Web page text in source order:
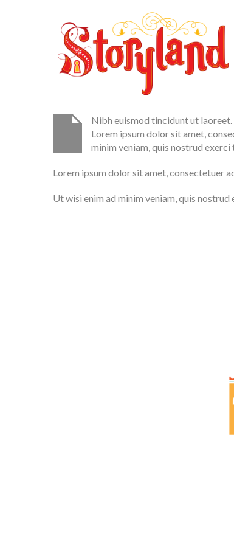
Nibh euismod tincidunt ut laoreet.
Lorem ipsum dolor sit amet,
minim veniam, quis nostrud
Lorem ipsum dolor sit amet, consectetuer
Ut wisi enim ad minim veniam, quis